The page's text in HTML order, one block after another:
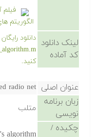
فیلم
الگوریتم
لینک دانلود
کد آماده
دانلود
کنید.
عنوان اصلی radio net
زبان برنامه
نویسی
متلب
چکیده /
algorithm